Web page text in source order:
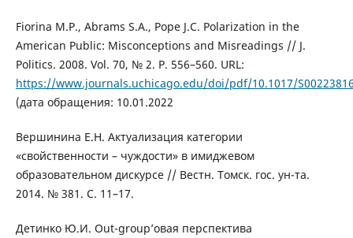
Fiorina M.P., Abrams S.A., Pope J.C. Polarization in the
American Public: Misconceptions and Misreadings // J.
Politics. 2008. Vol. 70, № 2. Р. 556–560. URL:
https://www.journals.uchicago.edu/doi/pdf/10.1017/
(дата обращения: 10.01.2022
Вершинина Е.Н. Актуализация категории
«свойственности – чуждости» в имиджевом
образовательном дискурсе // Вестн. Томск. гос. ун-та.
2014. № 381. С. 11–17.
Детинко Ю.И. Out-group’овая перспектива